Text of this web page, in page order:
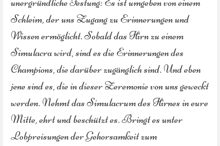
unergründliche Festung: Es ist umgeben von einem
Schleim, der uns Zugang zu Erinnerungen und
Wissen ermöglicht. Sobald das Hirn zu einem
Simulacra wird, sind es die Erinnerungen des
Champions, die darüber zugänglich sind. Und eben
jene sind es, die in dieser Zeremonie von uns geweckt
werden. Nehmt das Simulacrum des Hirnes in eure
Mitte, ehrt und beschützt es. Bringt es unter
Lobpreisungen der Gehorsamkeit zum